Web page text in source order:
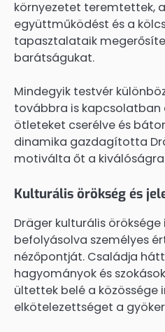
környezetet teremtettek,
együttműködést és a
tapasztalataik
barátságukat.
Mindegyik testvér
továbbra is kapcsolatban
ötleteket cserélve és
dinamika gazdagította
motiválta őt a
Kulturális örökség és
Dräger kulturális
befolyásolva személyes
nézőpontját. Családja
hagyományok és
ültettek belé a közössége
elkötelezettséget a